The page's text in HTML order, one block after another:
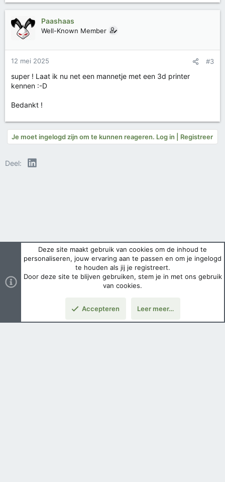
Paashaas
Well-Known Member
12 mei 2025 #3
super ! Laat ik nu net een mannetje met een 3d printer
kennen :-D
Bedankt !
Je moet ingelogd zijn om te kunnen reageren. Log in | Registreer
Deel: LinkedIn
Deze site maakt gebruik van cookies om de inhoud te
personaliseren, jouw ervaring aan te passen en om je ingelogd
te houden als jij je registreert.
Door deze site te blijven gebruiken, stem je in met ons gebruik
van cookies.
Accepteren Leer meer…